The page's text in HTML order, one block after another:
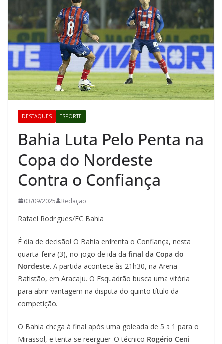
DESTAQUES ESPORTE
Bahia Luta Pelo Penta na
Copa do Nordeste
Contra o Confiança
03/09/2025 Redação
Rafael Rodrigues/EC Bahia
É dia de decisão! O Bahia enfrenta o Confiança, nesta
quarta-feira (3), no jogo de ida da final da Copa do
Nordeste. A partida acontece às 21h30, na Arena
Batistão, em Aracaju. O Esquadrão busca uma vitória
para abrir vantagem na disputa do quinto título da
competição.
O Bahia chega à final após uma goleada de 5 a 1 para o
Mirassol, e tenta se reerguer. O técnico Rogério Ceni